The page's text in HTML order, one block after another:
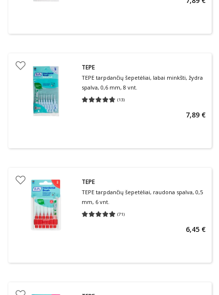
TEPE
TEPE tarpdančių šepetėliai, labai minkšti, žydra
spalva, 0,6 mm, 8 vnt.
(13)
Vidutinis įvertinimas 4.69
7,89 €
TEPE
TEPE tarpdančių šepetėliai, raudona spalva, 0,5
mm, 6 vnt.
(71)
Vidutinis įvertinimas 4.99
6,45 €